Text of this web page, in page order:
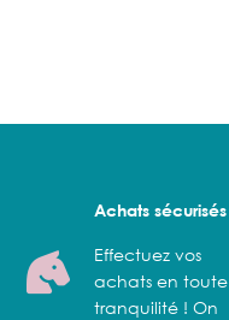
Achats sécurisés
Effectuez vos
achats en toute
tranquilité ! On